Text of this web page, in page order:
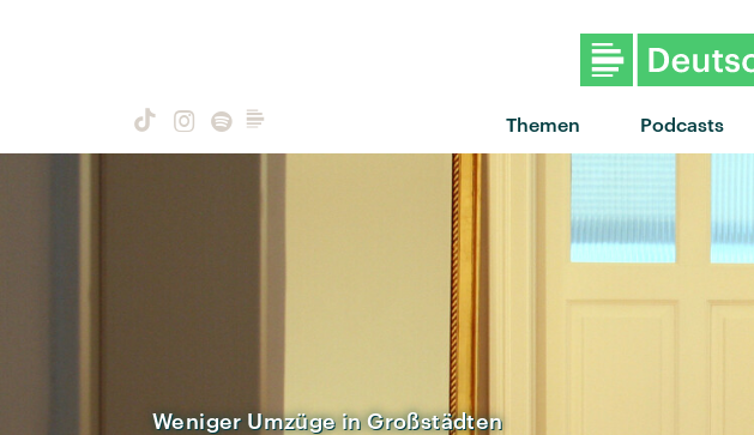
Themen Podcasts
Weniger Umzüge in Großstädten